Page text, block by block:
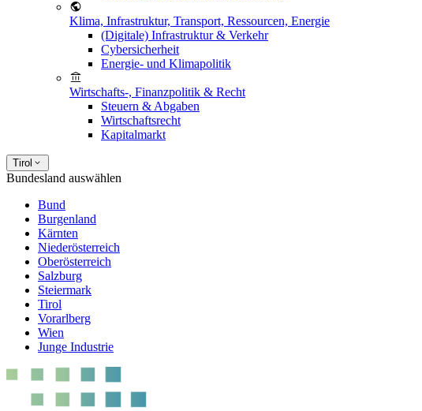
Klima, Infrastruktur, Transport, Ressourcen, Energie
(Digitale) Infrastruktur & Verkehr
Cybersicherheit
Energie- und Klimapolitik
Wirtschafts-, Finanzpolitik & Recht
Steuern & Abgaben
Wirtschaftsrecht
Kapitalmarkt
Tirol
Bundesland auswählen
Bund
Burgenland
Kärnten
Niederösterreich
Oberösterreich
Salzburg
Steiermark
Tirol
Vorarlberg
Wien
Junge Industrie